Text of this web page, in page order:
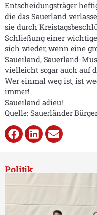
Entscheidungsträger
die das Sauerland
sie durch
Schließung einer
sich wieder, wenn eine
Sauerland, Sauerland-
vielleicht sogar auch auf
Wer einmal weg ist, ist
immer!
Sauerland adieu!
Quelle: Sauerländer
Politik